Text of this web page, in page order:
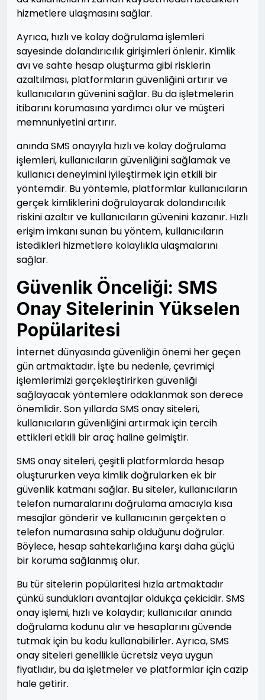
hizmetlere ulaşmasını sağlar.
Ayrıca, hızlı ve kolay doğrulama işlemleri
sayesinde dolandırıcılık girişimleri önlenir. Kimlik
avı ve sahte hesap oluşturma gibi risklerin
azaltılması, platformların güvenliğini artırır ve
kullanıcıların güvenini sağlar. Bu da işletmelerin
itibarını korumasına yardımcı olur ve müşteri
memnuniyetini artırır.
anında SMS onayıyla hızlı ve kolay doğrulama
işlemleri, kullanıcıların güvenliğini sağlamak ve
kullanıcı deneyimini iyileştirmek için etkili bir
yöntemdir. Bu yöntemle, platformlar kullanıcıların
gerçek kimliklerini doğrulayarak dolandırıcılık
riskini azaltır ve kullanıcıların güvenini kazanır. Hızlı
erişim imkanı sunan bu yöntem, kullanıcıların
istedikleri hizmetlere kolaylıkla ulaşmalarını
sağlar.
Güvenlik Önceliği: SMS
Onay Sitelerinin Yükselen
Popülaritesi
İnternet dünyasında güvenliğin önemi her geçen
gün artmaktadır. İşte bu nedenle, çevrimiçi
işlemlerimizi gerçekleştirirken güvenliği
sağlayacak yöntemlere odaklanmak son derece
önemlidir. Son yıllarda SMS onay siteleri,
kullanıcıların güvenliğini artırmak için tercih
ettikleri etkili bir araç haline gelmiştir.
SMS onay siteleri, çeşitli platformlarda hesap
oluştururken veya kimlik doğrularken ek bir
güvenlik katmanı sağlar. Bu siteler, kullanıcıların
telefon numaralarını doğrulama amacıyla kısa
mesajlar gönderir ve kullanıcının gerçekten o
telefon numarasına sahip olduğunu doğrular.
Böylece, hesap sahtekarlığına karşı daha güçlü
bir koruma sağlanmış olur.
Bu tür sitelerin popülaritesi hızla artmaktadır
çünkü sundukları avantajlar oldukça çekicidir. SMS
onay işlemi, hızlı ve kolaydır; kullanıcılar anında
doğrulama kodunu alır ve hesaplarını güvende
tutmak için bu kodu kullanabilirler. Ayrıca, SMS
onay siteleri genellikle ücretsiz veya uygun
fiyatlıdır, bu da işletmeler ve platformlar için cazip
hale getirir.